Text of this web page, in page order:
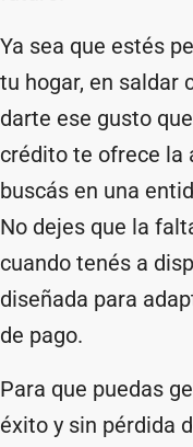
Ya sea que estés
tu hogar, en saldar
darte ese gusto
crédito te ofrece la
buscás en una
No dejes que la
cuando tenés a
diseñada para
de pago.
Para que puedas
éxito y sin pérdida